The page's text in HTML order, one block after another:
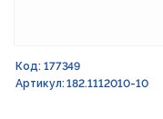
Код: 177349
Артикул: 182.1112010-10